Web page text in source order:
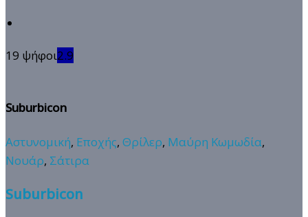
19 ψήφοι2.9
Suburbicon
Αστυνομική, Εποχής, Θρίλερ, Μαύρη Κωμωδία,
Νουάρ, Σάτιρα
Suburbicon